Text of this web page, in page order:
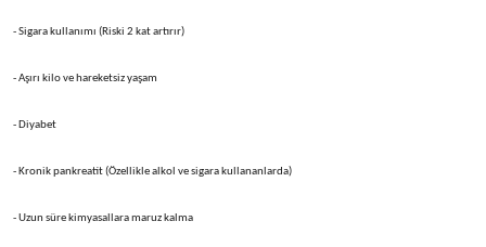
- Sigara kullanımı (Riski 2 kat artırır)
- Aşırı kilo ve hareketsiz yaşam
- Diyabet
- Kronik pankreatit (Özellikle alkol ve sigara kullananlarda)
- Uzun süre kimyasallara maruz kalma